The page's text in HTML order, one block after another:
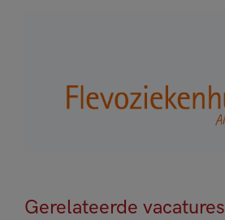
Gerelateerde vacatures